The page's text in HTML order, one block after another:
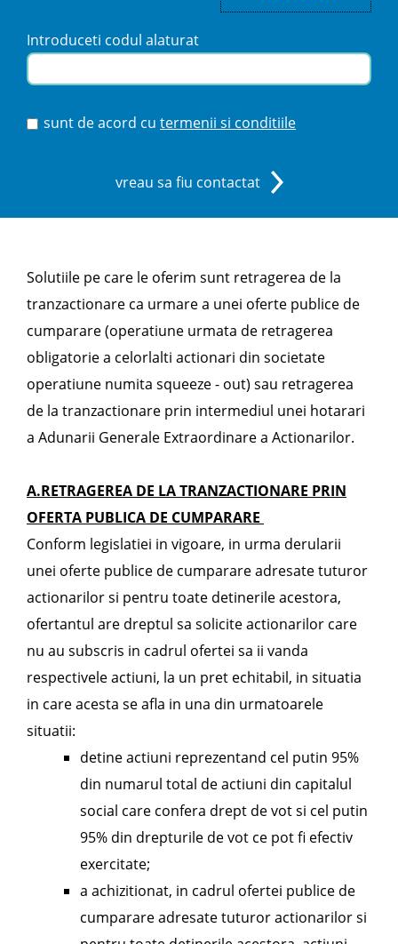
Introduceti codul alaturat
sunt de acord cu termenii si conditiile
vreau sa fiu contactat
Solutiile pe care le oferim sunt retragerea de la
tranzactionare ca urmare a unei oferte publice de
cumparare (operatiune urmata de retragerea
obligatorie a celorlalti actionari din societate
operatiune numita squeeze - out) sau retragerea
de la tranzactionare prin intermediul unei hotarari
a Adunarii Generale Extraordinare a Actionarilor.
A.RETRAGEREA DE LA TRANZACTIONARE PRIN
OFERTA PUBLICA DE CUMPARARE
Conform legislatiei in vigoare, in urma derularii
unei oferte publice de cumparare adresate tuturor
actionarilor si pentru toate detinerile acestora,
ofertantul are dreptul sa solicite actionarilor care
nu au subscris in cadrul ofertei sa ii vanda
respectivele actiuni, la un pret echitabil, in situatia
in care acesta se afla in una din urmatoarele
situatii:
detine actiuni reprezentand cel putin 95%
din numarul total de actiuni din capitalul
social care confera drept de vot si cel putin
95% din drepturile de vot ce pot fi efectiv
exercitate;
a achizitionat, in cadrul ofertei publice de
cumparare adresate tuturor actionarilor si